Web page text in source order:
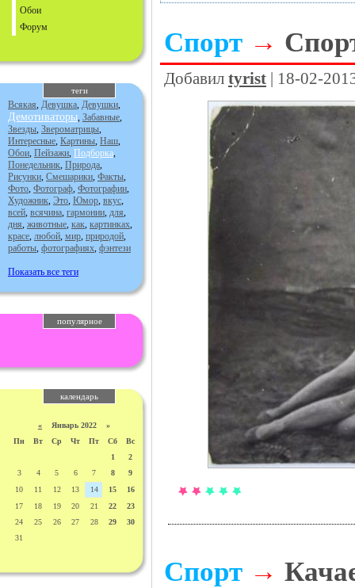
Обои
Форум
теги
Всякая, Девушка, Девушки,
Демотиваторы, Забавные,
Звезды, Звероматрицы,
Интересные, Картины, Наш,
Обои, Пейзажи, Подборка,
Понедельник, Природа,
Рисунки, Смешарики, Факты,
Фото, Фотограф, Фотографии,
Художник, Это, Юмор, вкус,
всей, всячина, гармонии, для,
дня, животные, как, картинках,
красе, любой, мир, природой,
работы, фотографиях, фэнтези
Показать все теги
популярное
календарь
« Январь 2022 »
Пн
Вт Ср Чт Пт Сб
Вс
1
2
3
4 5 6 7 8
9
10
11 12 13 14 15
16
17
18 19 20 21 22
23
24
25 26 27 28 29
30
31
Спорт →
Добавил tyrist | 18-02-
Спорт →